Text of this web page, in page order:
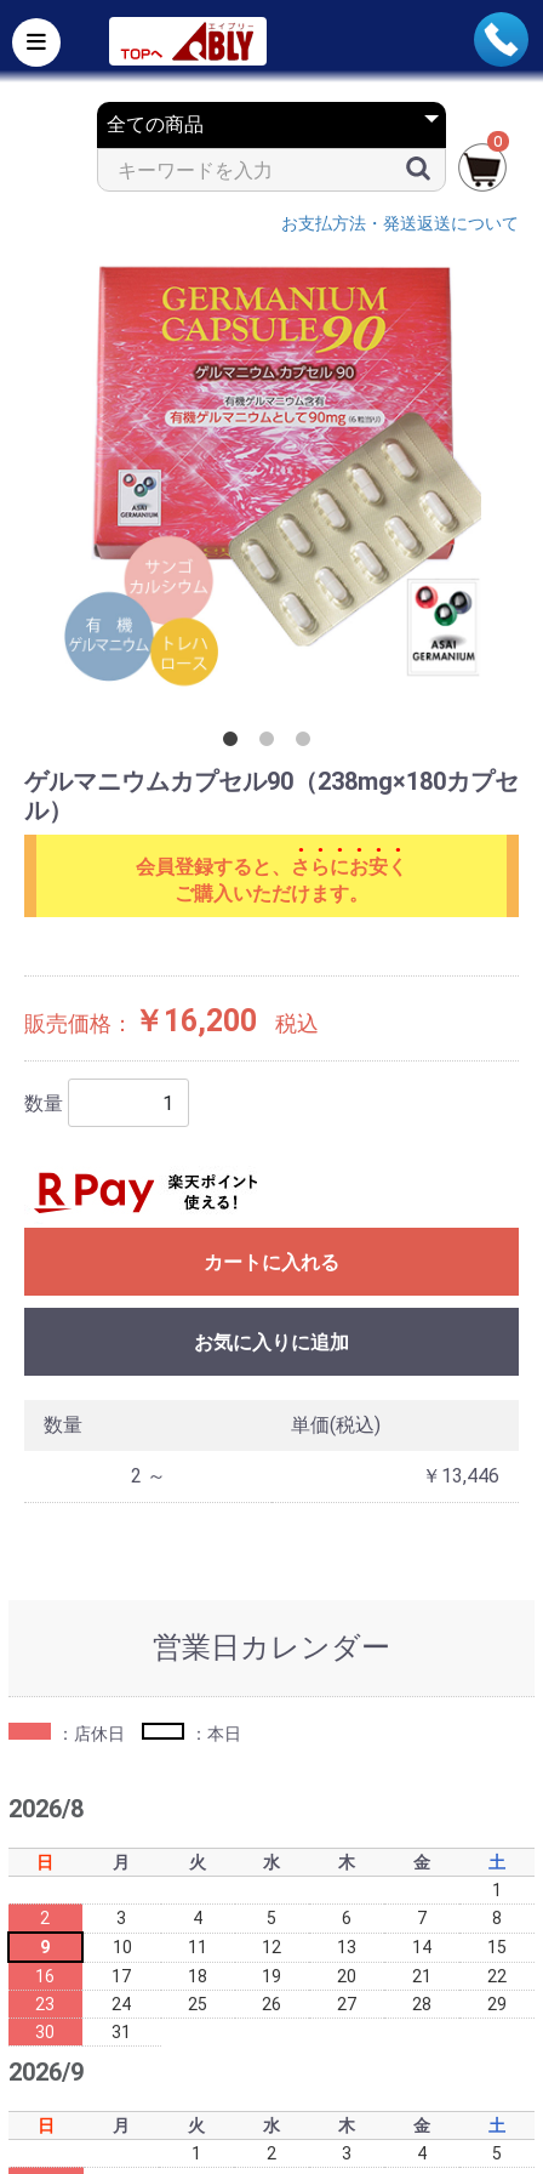
0
お支払方法・発送返送について
ゲルマニウムカプセル90（238mg×180カプセ
ル）
会員登録すると、
さらにお安く
ご購入いただけます。
販売価格： ￥16,200 税込
数量
カートに入れる
お気に入りに追加
数量 単価(税込)
2 ～ ￥13,446
営業日カレンダー
：店休日 ：本日
2026/8
日 月 火 水 木 金
土
1
2
3 4 5 6 7
8
9
10 11 12 13 14
15
16
17 18 19 20 21
22
23
24 25 26 27 28
29
30
31
2026/9
日 月 火 水 木 金
土
1
2 3 4
5